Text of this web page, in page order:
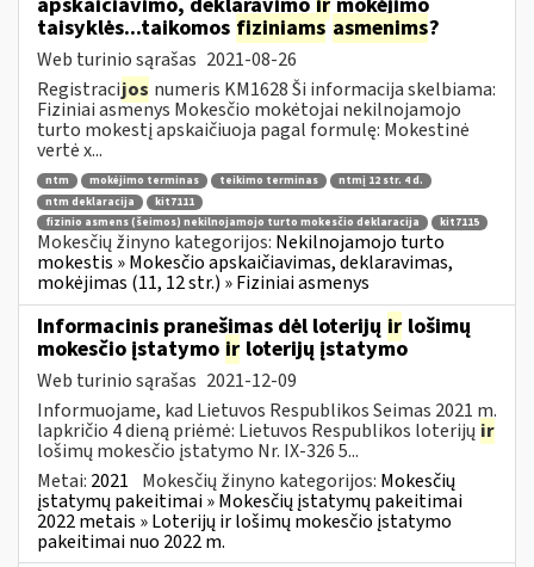
taisyklės...taikomos fiziniams asmenims?
Web turinio sąrašas 2021-08-26
Registracijos numeris KM1628 Ši informacija skelbiama:
Fiziniai asmenys Mokesčio mokėtojai nekilnojamojo
turto mokestį apskaičiuoja pagal formulę: Mokestinė
vertė x...
ntm mokėjimo terminas teikimo terminas
ntmį 12 str. 4 d.
ntm deklaracija
kit7111
fizinio asmens (šeimos) nekilnojamojo turto mokesčio deklaracija
kit7115
Mokesčių žinyno kategorijos: Nekilnojamojo turto
mokestis » Mokesčio apskaičiavimas, deklaravimas,
mokėjimas (11, 12 str.) » Fiziniai asmenys
Informacinis pranešimas dėl loterijų ir lošimų
mokesčio įstatymo ir loterijų įstatymo
Web turinio sąrašas 2021-12-09
Informuojame, kad Lietuvos Respublikos Seimas 2021 m.
lapkričio 4 dieną priėmė: Lietuvos Respublikos loterijų ir
lošimų mokesčio įstatymo Nr. IX-326 5...
Metai: 2021 Mokesčių žinyno kategorijos: Mokesčių
įstatymų pakeitimai » Mokesčių įstatymų pakeitimai
2022 metais » Loterijų ir lošimų mokesčio įstatymo
pakeitimai nuo 2022 m.